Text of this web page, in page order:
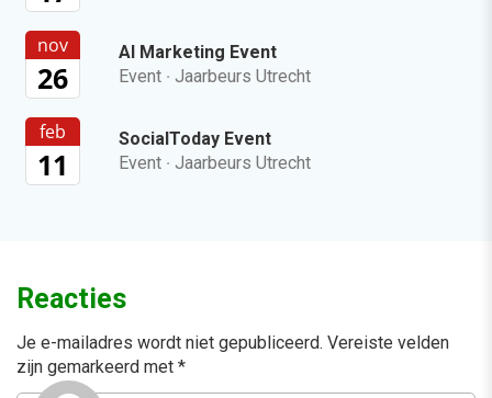
nov
26
AI Marketing Event
Event · Jaarbeurs Utrecht
feb
11
SocialToday Event
Event · Jaarbeurs Utrecht
Reacties
Je e-mailadres wordt niet gepubliceerd. Vereiste velden
zijn gemarkeerd met *